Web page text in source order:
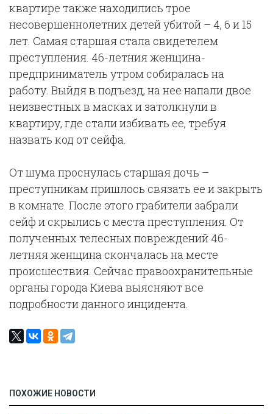
квартире также находились трое
несовершеннолетних детей убитой – 4, 6 и 15
лет. Самая старшая стала свидетелем
преступления. 46-летния женщина-
предприниматель утром собиралась на
работу. Выйдя в подъезд, на нее напали двое
неизвестных в масках и затолкнули в
квартиру, где стали избивать ее, требуя
назвать код от сейфа.
От шума проснулась старшая дочь –
преступникам пришлось связать ее и закрыть
в комнате. После этого грабители забрали
сейф и скрылись с места преступления. От
полученных телесных повреждений 46-
летняя женщина скончалась на месте
происшествия. Сейчас правоохранительные
органы города Киева выясняют все
подробности данного инцидента.
ПОХОЖИЕ НОВОСТИ